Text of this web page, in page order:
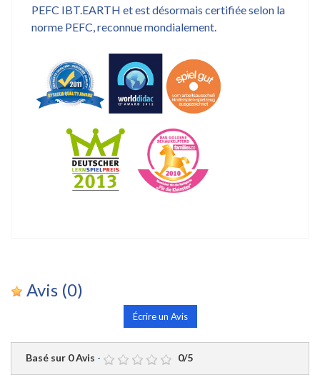
PEFC IBT.EARTH et est désormais certifiée selon la
norme PEFC, reconnue mondialement.
Avis (0)
Écrire un Avis
Basé sur 0Avis - 0/5